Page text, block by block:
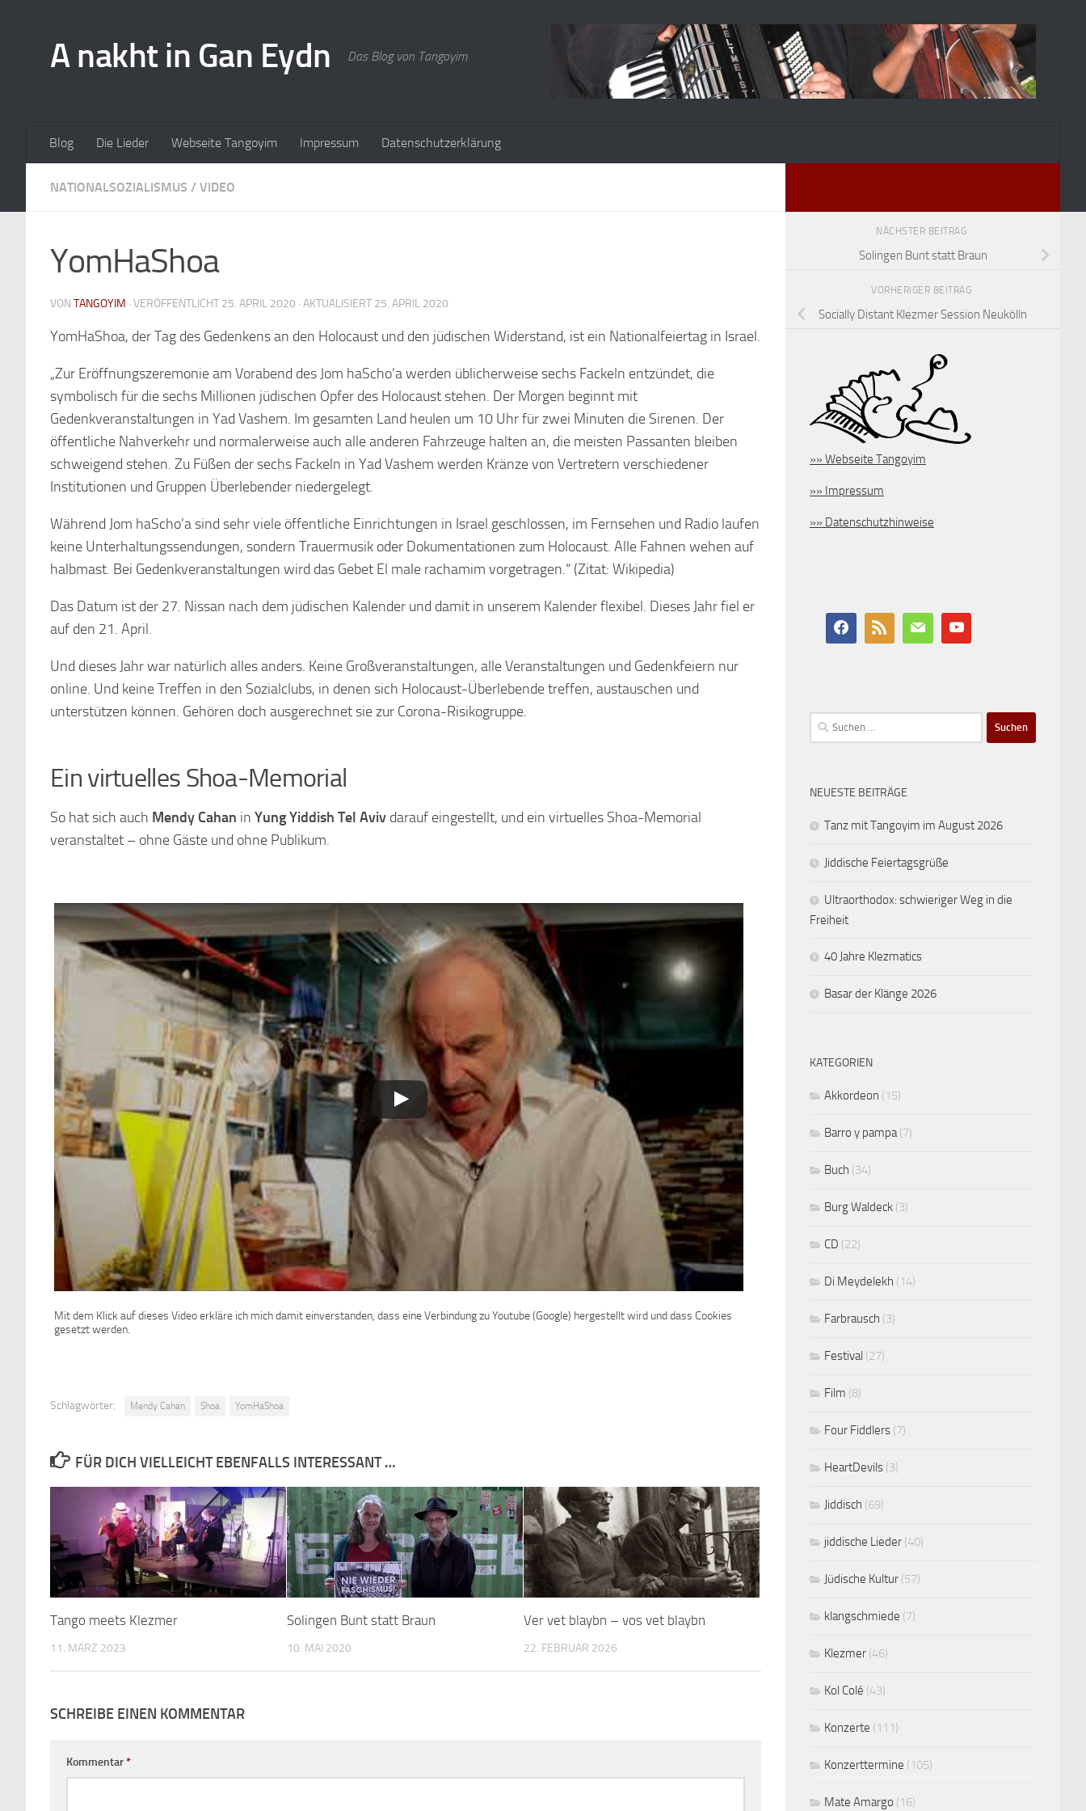
A nakht in Gan Eydn Das Blog von Tangoyim
Blog Die Lieder Webseite Tangoyim Impressum Datenschutzerklärung
NATIONALSOZIALISMUS / VIDEO
YomHaShoa
VON TANGOYIM · VERÖFFENTLICHT 25. APRIL 2020 · AKTUALISIERT 25. APRIL 2020
YomHaShoa, der Tag des Gedenkens an den Holocaust und den jüdischen Widerstand, ist ein Nationalfeiertag in Israel.
„Zur Eröffnungszeremonie am Vorabend des Jom haScho’a werden üblicherweise sechs Fackeln entzündet, die
symbolisch für die sechs Millionen jüdischen Opfer des Holocaust stehen. Der Morgen beginnt mit
Gedenkveranstaltungen in Yad Vashem. Im gesamten Land heulen um 10 Uhr für zwei Minuten die Sirenen. Der
öffentliche Nahverkehr und normalerweise auch alle anderen Fahrzeuge halten an, die meisten Passanten bleiben
schweigend stehen. Zu Füßen der sechs Fackeln in Yad Vashem werden Kränze von Vertretern verschiedener
Institutionen und Gruppen Überlebender niedergelegt.
Während Jom haScho’a sind sehr viele öffentliche Einrichtungen in Israel geschlossen, im Fernsehen und Radio laufen
keine Unterhaltungssendungen, sondern Trauermusik oder Dokumentationen zum Holocaust. Alle Fahnen wehen auf
halbmast. Bei Gedenkveranstaltungen wird das Gebet El male rachamim vorgetragen.“ (Zitat: Wikipedia)
Das Datum ist der 27. Nissan nach dem jüdischen Kalender und damit in unserem Kalender flexibel. Dieses Jahr fiel er
auf den 21. April.
Und dieses Jahr war natürlich alles anders. Keine Großveranstaltungen, alle Veranstaltungen und Gedenkfeiern nur
online. Und keine Treffen in den Sozialclubs, in denen sich Holocaust-Überlebende treffen, austauschen und
unterstützen können. Gehören doch ausgerechnet sie zur Corona-Risikogruppe.
Ein virtuelles Shoa-Memorial
So hat sich auch Mendy Cahan in Yung Yiddish Tel Aviv darauf eingestellt, und ein virtuelles Shoa-Memorial
veranstaltet – ohne Gäste und ohne Publikum.
Mit dem Klick auf dieses Video erkläre ich mich damit einverstanden, dass eine Verbindung zu Youtube (Google) hergestellt wird und dass Cookies
gesetzt werden.
Schlagwörter: Mendy Cahan Shoa YomHaShoa
FÜR DICH VIELLEICHT EBENFALLS INTERESSANT …
Tango meets Klezmer
11. MÄRZ 2023
Solingen Bunt statt Braun
10. MAI 2020
Ver vet blaybn – vos vet blaybn
22. FEBRUAR 2026
SCHREIBE EINEN KOMMENTAR
Kommentar*
NÄCHSTER BEITRAG
Solingen Bunt statt Braun
VORHERIGER BEITRAG
Socially Distant Klezmer Session Neukölln
»» Webseite Tangoyim
»» Impressum
»» Datenschutzhinweise
Suchen
nach:
NEUESTE BEITRÄGE
Tanz mit Tangoyim im August 2026
Jiddische Feiertagsgrüße
Ultraorthodox: schwieriger Weg in die
Freiheit
40 Jahre Klezmatics
Basar der Klänge 2026
KATEGORIEN
Akkordeon (15)
Barro y pampa (7)
Buch (34)
Burg Waldeck (3)
CD (22)
Di Meydelekh (14)
Farbrausch (3)
Festival (27)
Film (8)
Four Fiddlers (7)
HeartDevils (3)
Jiddisch (69)
jiddische Lieder (40)
Jüdische Kultur (57)
klangschmiede (7)
Klezmer (46)
Kol Colé (43)
Konzerte (111)
Konzerttermine (105)
Mate Amargo (16)